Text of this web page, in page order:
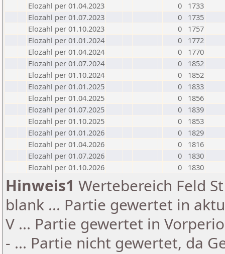
Elozahl per 01.04.2023
0
1733
Elozahl per 01.07.2023
0
1735
Elozahl per 01.10.2023
0
1757
Elozahl per 01.01.2024
0
1772
Elozahl per 01.04.2024
0
1770
Elozahl per 01.07.2024
0
1852
Elozahl per 01.10.2024
0
1852
Elozahl per 01.01.2025
0
1833
Elozahl per 01.04.2025
0
1856
Elozahl per 01.07.2025
0
1839
Elozahl per 01.10.2025
0
1853
Elozahl per 01.01.2026
0
1829
Elozahl per 01.04.2026
0
1816
Elozahl per 01.07.2026
0
1830
Elozahl per 01.10.2026
0 1830
Hinweis1 Wertebereich Feld
blank ... Partie gewertet in
V ... Partie gewertet in
- ... Partie nicht gewertet, da